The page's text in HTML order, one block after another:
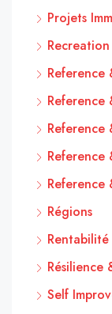
Projets
Reference
Reference
Reference
Reference
Régions
Rentabilité
Résilience
Self